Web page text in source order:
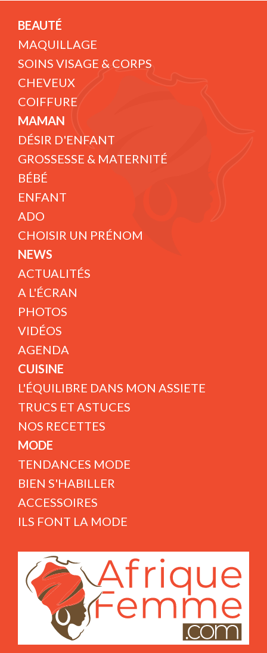
BEAUTÉ
MAQUILLAGE
SOINS VISAGE & CORPS
CHEVEUX
COIFFURE
MAMAN
DÉSIR D'ENFANT
GROSSESSE & MATERNITÉ
BÉBÉ
ENFANT
ADO
CHOISIR UN PRÉNOM
NEWS
ACTUALITÉS
A L'ÉCRAN
PHOTOS
VIDÉOS
AGENDA
CUISINE
L'ÉQUILIBRE DANS MON ASSIETE
TRUCS ET ASTUCES
NOS RECETTES
MODE
TENDANCES MODE
BIEN S'HABILLER
ACCESSOIRES
ILS FONT LA MODE